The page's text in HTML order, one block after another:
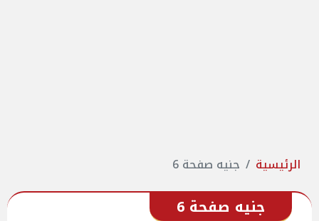
الرئيسية جنيه صفحة 6
جنيه صفحة 6